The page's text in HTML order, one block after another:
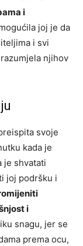
i
joj je da
i svi
njihov
svoje
kada je
je shvatati
joj podršku i
i
snagu, jer se
prema ocu,